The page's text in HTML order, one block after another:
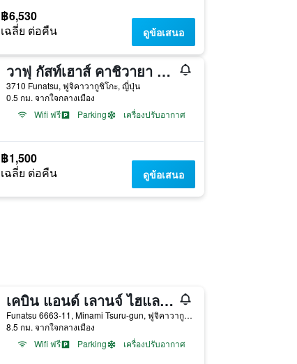
฿6,530
เฉลี่ย ต่อคืน ดูข้อเสนอ
วาฟุ กัสท์เฮาส์ คาชิวายา - โฮสเทล
3710 Funatsu, ฟูจิคาวากูชิโกะ, ญี่ปุ่น
0.5 กม. จากใจกลางเมือง
Wifi ฟรี
Parking เครื่องปรับอากาศ
฿1,500
เฉลี่ย ต่อคืน ดูข้อเสนอ
เคบิน แอนด์ เลานจ์ ไฮแลนด์ สเตชั่น อินน์
Funatsu 6663-11, Minami Tsuru-gun, ฟูจิคาวากูชิโกะ, ญี่ปุ่น
8.5 กม. จากใจกลางเมือง
Wifi ฟรี
Parking เครื่องปรับอากาศ